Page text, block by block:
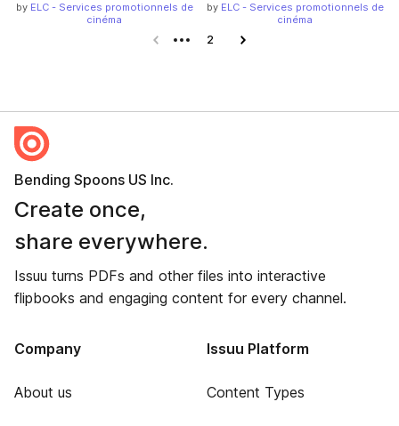
by ELC - Services promotionnels de
cinéma
by ELC - Services promotionnels de
cinéma
Previous page
2 Next page
Bending Spoons US Inc.
Create once,
share everywhere.
Issuu turns PDFs and other files into interactive
flipbooks and engaging content for every channel.
Company
About us
Issuu Platform
Content Types